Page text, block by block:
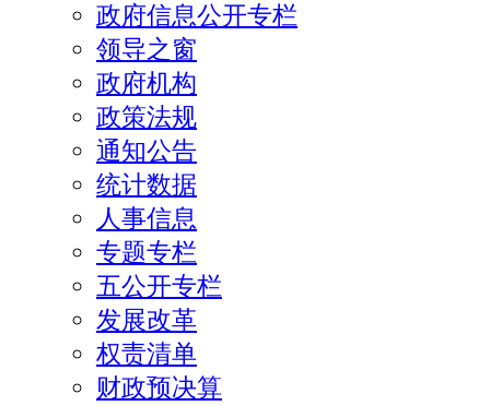
政府信息公开专栏
领导之窗
政府机构
政策法规
通知公告
统计数据
人事信息
专题专栏
五公开专栏
发展改革
权责清单
财政预决算